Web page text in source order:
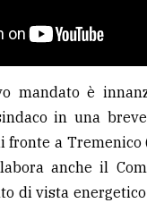
mandato è
in una
a Tremenico
anche il
di vista